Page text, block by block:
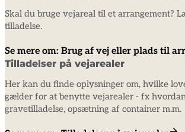
Skal du bruge vejareal til et arrangement?
tilladelse.
Se mere om: Brug af vej eller plads til
Tilladelser på vejarealer
Her kan du finde oplysninger om, hvilke
gælder for at benytte vejarealer - fx
gravetilladelse, opsætning af container m.m.